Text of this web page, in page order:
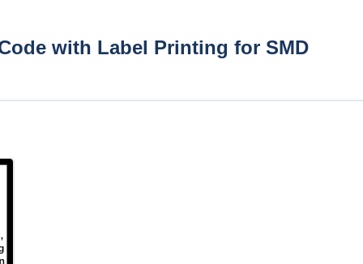
with Label Printing for SMD